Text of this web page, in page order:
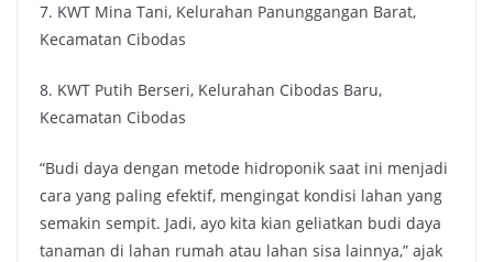
7. KWT Mina Tani, Kelurahan Panunggangan Barat,
Kecamatan Cibodas
8. KWT Putih Berseri, Kelurahan Cibodas Baru,
Kecamatan Cibodas
“Budi daya dengan metode hidroponik saat ini menjadi
cara yang paling efektif, mengingat kondisi lahan yang
semakin sempit. Jadi, ayo kita kian geliatkan budi daya
tanaman di lahan rumah atau lahan sisa lainnya,” ajak